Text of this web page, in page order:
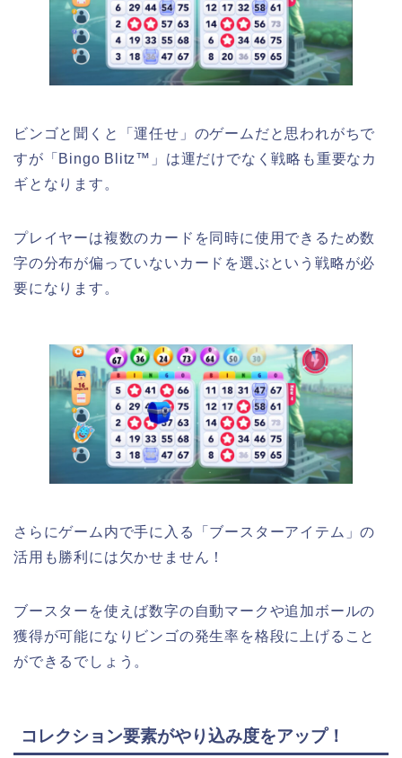
ビンゴと聞くと「運任せ」のゲームだと思われがちで
すが「Bingo Blitz™」は運だけでなく戦略も重要なカ
ギとなります。
プレイヤーは複数のカードを同時に使用できるため数
字の分布が偏っていないカードを選ぶという戦略が必
要になります。
さらにゲーム内で手に入る「ブースターアイテム」の
活用も勝利には欠かせません！
ブースターを使えば数字の自動マークや追加ボールの
獲得が可能になりビンゴの発生率を格段に上げること
ができるでしょう。
コレクション要素がやり込み度をアップ！